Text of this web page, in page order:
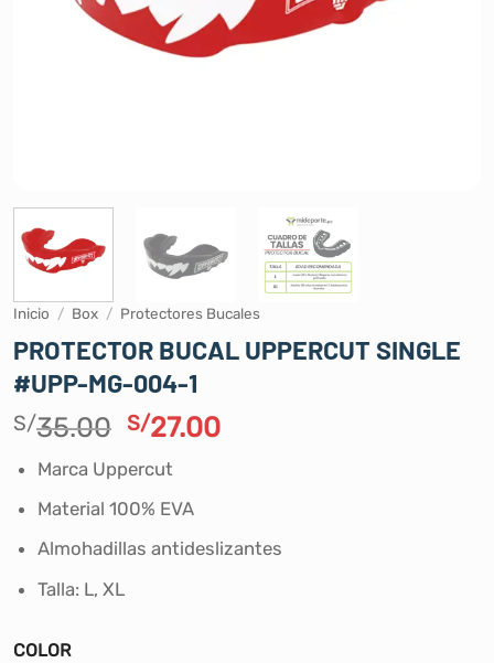
Inicio / Box / Protectores Bucales
PROTECTOR BUCAL UPPERCUT SINGLE
#UPP-MG-004-1
S/35.00 El
original
era:
S/35.00.
S/27.00El
S/27.00.
Marca Uppercut
Material 100% EVA
Almohadillas antideslizantes
Talla: L, XL
COLOR